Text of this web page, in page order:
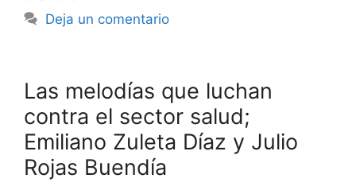
Deja un comentario
Las melodías que luchan
contra el sector salud;
Emiliano Zuleta Díaz y Julio
Rojas Buendía